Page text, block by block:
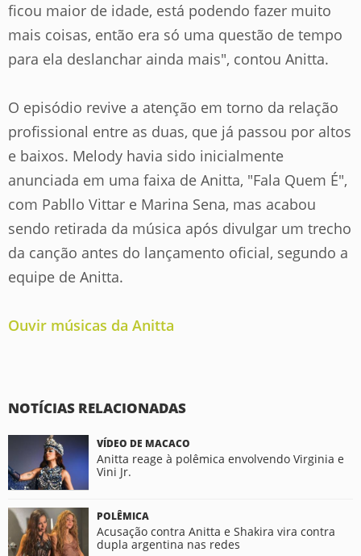
ficou maior de idade, está podendo fazer muito
mais coisas, então era só uma questão de tempo
para ela deslanchar ainda mais", contou Anitta.
O episódio revive a atenção em torno da relação
profissional entre as duas, que já passou por altos
e baixos. Melody havia sido inicialmente
anunciada em uma faixa de Anitta, "Fala Quem É",
com Pabllo Vittar e Marina Sena, mas acabou
sendo retirada da música após divulgar um trecho
da canção antes do lançamento oficial, segundo a
equipe de Anitta.
Ouvir músicas da Anitta
NOTÍCIAS RELACIONADAS
VÍDEO DE MACACO
Anitta reage à polêmica envolvendo Virginia e
Vini Jr.
POLÊMICA
Acusação contra Anitta e Shakira vira contra
dupla argentina nas redes